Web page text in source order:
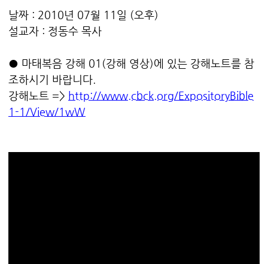
날짜 : 2010년 07월 11일 (오후)
설교자 : 정동수 목사
● 마태복음 강해 01(강해 영상)에 있는 강해노트를 참
조하시기 바랍니다.
강해노트 => http://www.cbck.org/ExpositoryBible
1-1/View/1wW